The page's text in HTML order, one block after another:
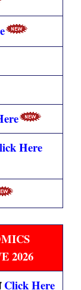
Here
2026
Click Here